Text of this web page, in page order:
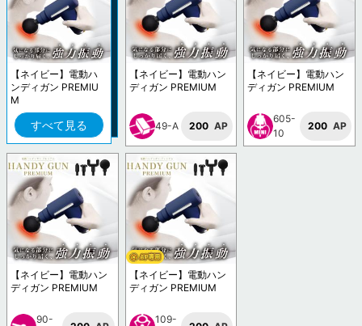
【ネイビー】電動ハ
ンディガン PREMIU
M
すべて見る
【ネイビー】電動ハン
ディガン PREMIUM
49-A 200 AP
【ネイビー】電動ハン
ディガン PREMIUM
605-
10
200 AP
【ネイビー】電動ハン
ディガン PREMIUM
90-
【ネイビー】電動ハン
ディガン PREMIUM
109-